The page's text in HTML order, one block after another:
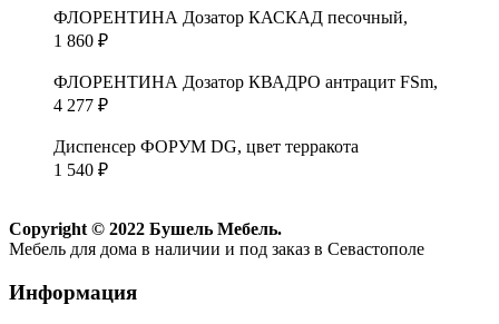
ФЛОРЕНТИНА Дозатор КАСКАД песочный,
1 860 ₽
ФЛОРЕНТИНА Дозатор КВАДРО антрацит FSm,
4 277 ₽
Диспенсер ФОРУМ DG, цвет терракота
1 540 ₽
Copyright © 2022 Бушель Мебель.
Мебель для дома в наличии и под заказ в Севастополе
Информация